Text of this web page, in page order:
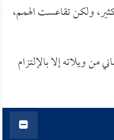
ولكن تقاعست الهمم،
من ويلاته إلا بالإلتزام